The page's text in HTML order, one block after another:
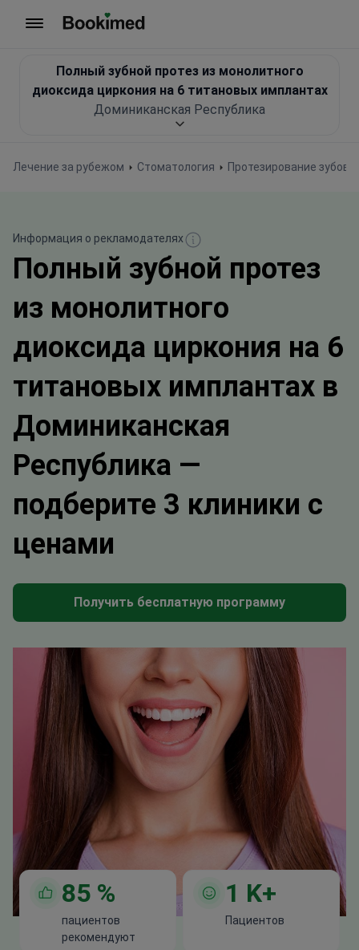
Лечение за рубежом Стоматология Протезирование зубов
Полный зубной протез из монолитного
диоксида циркония на 6 титановых имплантах
Доминиканская Республика
Информация о рекламодателях
Полный зубной протез
из монолитного
диоксида циркония на 6
титановых имплантах в
Доминиканская
Республика —
подберите 3 клиники с
ценами
Получить бесплатную программу
85 %
пациентов
рекомендуют
1 K+
Пациентов